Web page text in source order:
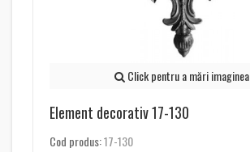
Click pentru a mări imaginea
Element decorativ 17-130
Cod produs:17-130